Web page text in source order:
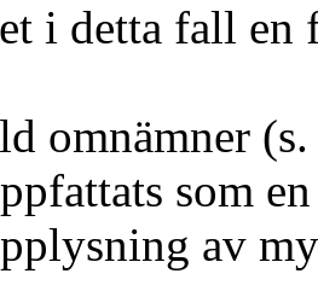
i detta fall
omnämner
som
av